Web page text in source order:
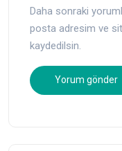
Daha sonraki
posta adresim ve
kaydedilsin.